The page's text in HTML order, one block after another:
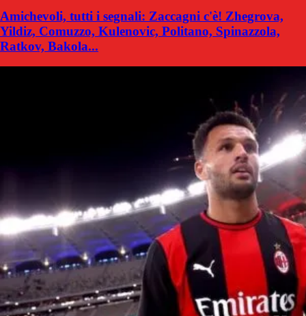
Amichevoli, tutti i segnali: Zaccagni c'è! Zhegrova,
Yildiz, Comuzzo, Kulenovic, Politano, Spinazzola,
Ratkov, Bakola...